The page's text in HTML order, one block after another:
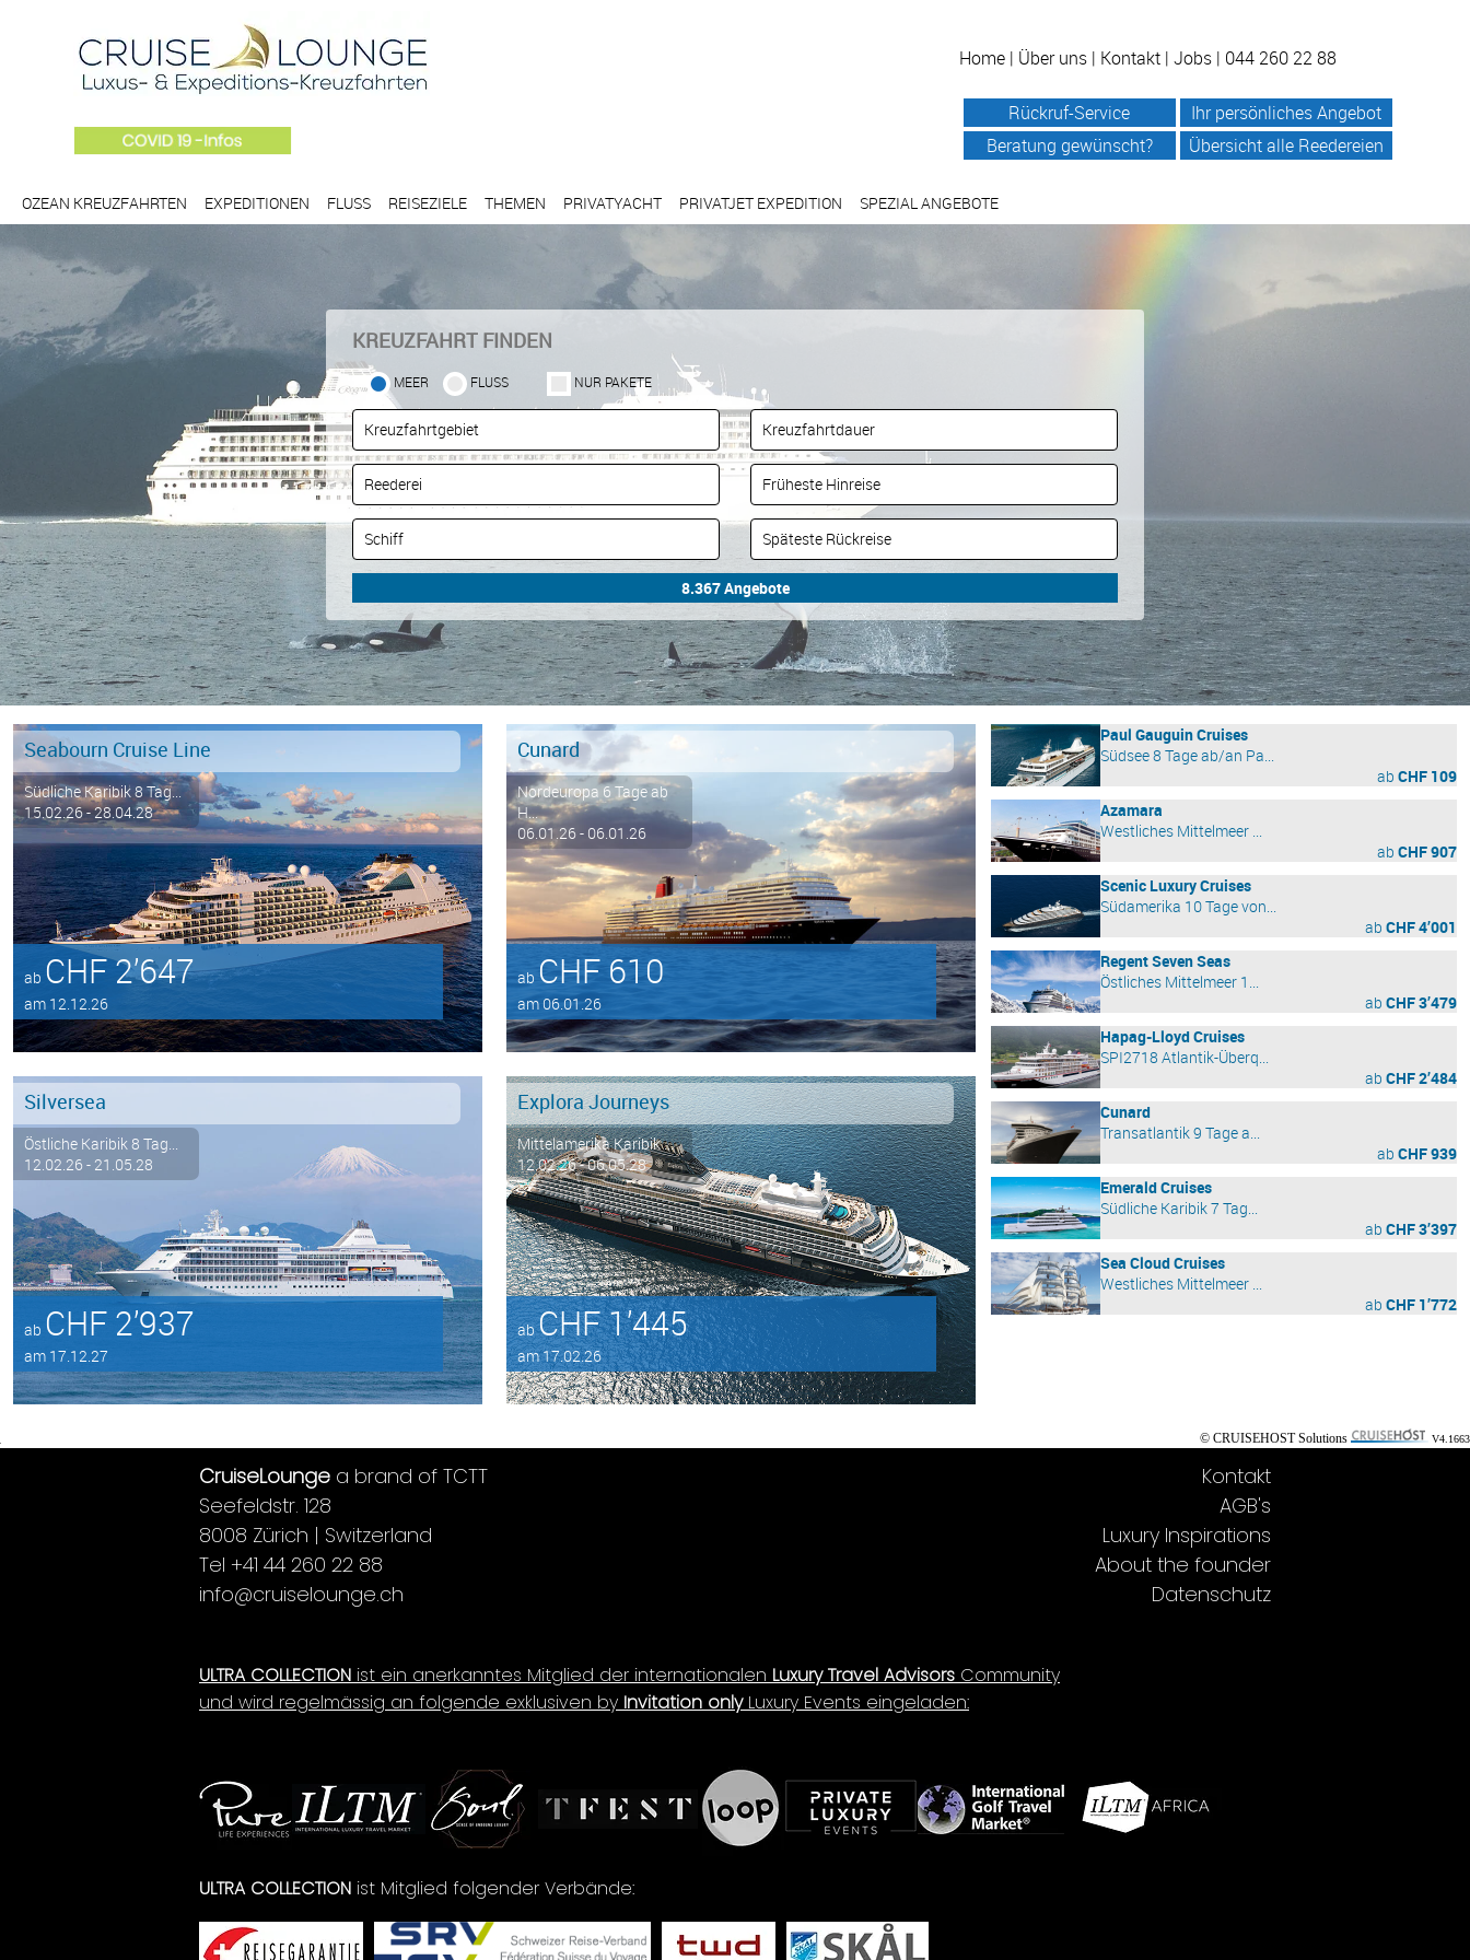
OZEAN KREUZFAHRTEN EXPEDITIONEN FLUSS REISEZIELE THEMEN PRIVATYACHT PRIVATJET EXPEDITION SPEZIAL ANGEBOTE
Home| Über uns| Kontakt| Jobs| 044 260 22 88
Rückruf-Service
Ihr persönliches Angebot
Beratung gewünscht?
Übersicht alle Reedereien
KREUZFAHRT FINDEN
MEER FLUSS NUR PAKETE
Seabourn Cruise Line
Südliche Karibik 8 Tag...
15.02.26 - 28.04.28
ab CHF 2’647
am 12.12.26
Cunard
Nordeuropa 6 Tage ab
H...
06.01.26 - 06.01.26
ab CHF 610
am 06.01.26
Silversea
Östliche Karibik 8 Tag...
12.02.26 - 21.05.28
ab CHF 2’937
am 17.12.27
Explora Journeys
Mittelamerika Karibik ...
12.02.26 - 06.05.28
abCHF 1’445
am 17.02.26
Paul Gauguin Cruises
Südsee 8 Tage ab/an Pa...
ab CHF 109
Azamara
Westliches Mittelmeer ...
ab CHF 907
Scenic Luxury Cruises
Südamerika 10 Tage von...
ab CHF 4’001
Regent Seven Seas
Östliches Mittelmeer 1...
ab CHF 3’479
Hapag-Lloyd Cruises
SPI2718 Atlantik-Überq...
ab CHF 2’484
Cunard
Transatlantik 9 Tage a...
ab CHF 939
Emerald Cruises
Südliche Karibik 7 Tag...
ab CHF 3’397
Sea Cloud Cruises
Westliches Mittelmeer ...
ab CHF 1’772
© CRUISEHOST Solutions V4.1663
CruiseLounge a brand of TCTT
Seefeldstr. 128
8008 Zürich | Switzerland
Tel +41 44 260 22 88
info@cruiselounge.ch
Kontakt
AGB's
Luxury Inspirations
About the founder
Datenschutz
ULTRA COLLECTION ist ein anerkanntes Mitglied der internationalen Luxury Travel Advisors Community
und wird regelmässig an folgende exklusiven by Invitation onlyLuxury Events eingeladen:
ULTRA COLLECTION ist Mitglied folgender Verbände: